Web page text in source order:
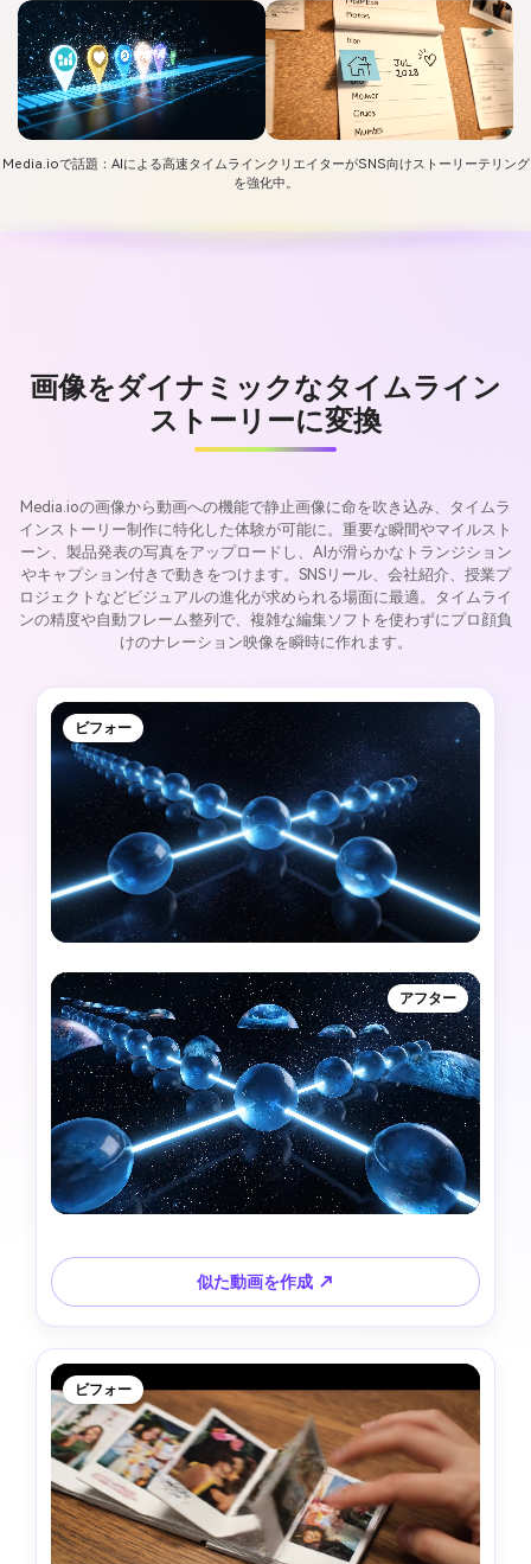
Media.ioで話題：AIによる高速タイムラインクリエイターがSNS向けストーリーテリング
を強化中。
画像をダイナミックなタイムライン
ストーリーに変換
Media.ioの画像から動画への機能で静止画像に命を吹き込み、タイムラ
インストーリー制作に特化した体験が可能に。重要な瞬間やマイルスト
ーン、製品発表の写真をアップロードし、AIが滑らかなトランジション
やキャプション付きで動きをつけます。SNSリール、会社紹介、授業プ
ロジェクトなどビジュアルの進化が求められる場面に最適。タイムライ
ンの精度や自動フレーム整列で、複雑な編集ソフトを使わずにプロ顔負
けのナレーション映像を瞬時に作れます。
ビフォー
アフター
似た動画を作成 ↗
ビフォー